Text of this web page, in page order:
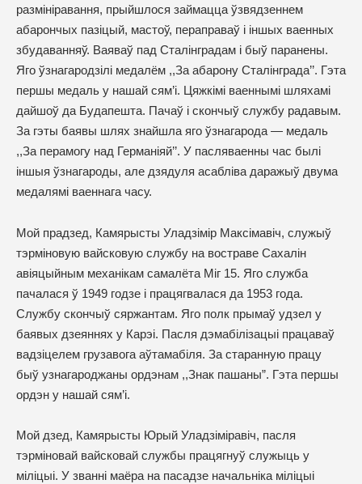
размініравання, прыйшлося займацца ўзвядзеннем
абарончых пазіцый, мастоў, пераправаў і іншых ваенных
збудаванняў. Ваяваў пад Сталінградам і быў паранены.
Яго ўзнагародзілі медалём ,,За абарону Сталінградa’’. Гэта
першы медаль у нашай сям’і. Цяжкімі ваеннымі шляхамі
дайшоў да Будапешта. Пачаў і скончыў службу радавым.
За гэты баявы шлях знайшла яго ўзнагарода — медаль
,,За перамогу над Германіяй’’. У пасляваенны час былі
іншыя ўзнагароды, але дзядуля асабліва даражыў двума
медалямі ваеннага часу.
Мой прадзед, Камярысты Уладзімір Максімавіч, служыў
тэрміновую вайсковую службу на востраве Сахалін
авіяцыйным механікам самалёта Міг 15. Яго служба
пачалася ў 1949 годзе і працягвалася да 1953 года.
Службу скончыў сяржантам. Яго полк прымаў удзел у
баявых дзеяннях у Карэі. Пасля дэмабілізацыі працаваў
вадзіцелем грузавога аўтамабіля. За старанную працу
быў узнагароджаны ордэнам ,,Знак пашаны”. Гэта першы
ордэн у нашай сям’і.
Мой дзед, Камярысты Юрый Уладзіміравіч, пасля
тэрміновай вайсковай службы працягнуў служыць у
міліцыі. У званні маёра на пасадзе начальніка міліцыі